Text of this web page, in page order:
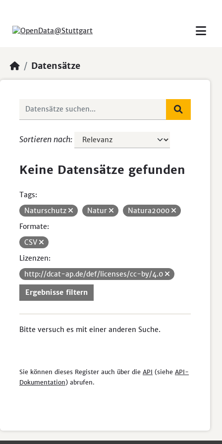
Datensätze
Sortieren nach
Keine Datensätze gefunden
Tags:
Naturschutz
Natur
Natura2000
Formate:
CSV
Lizenzen:
http://dcat-ap.de/def/licenses/cc-by/4.0
Ergebnisse filtern
Bitte versuch es mit einer anderen Suche.
Sie können dieses Register auch über die API (siehe API-
Dokumentation) abrufen.